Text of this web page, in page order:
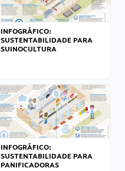
INFOGRÁFICO:
SUSTENTABILIDADE PARA
SUINOCULTURA
INFOGRÁFICO:
SUSTENTABILIDADE PARA
PANIFICADORAS